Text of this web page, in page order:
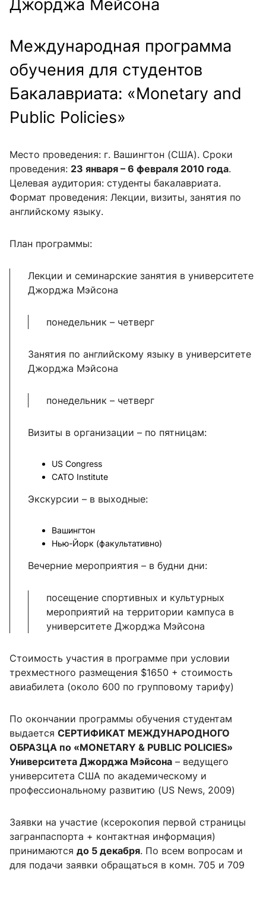
Джорджа Мейсона
Международная программа
обучения для студентов
Бакалавриата: «Monetary and
Public Policies»
Место проведения: г. Вашингтон (США). Сроки
проведения: 23 января – 6 февраля 2010 года.
Целевая аудитория: студенты бакалавриата.
Формат проведения: Лекции, визиты, занятия по
английскому языку.
План программы:
Лекции и семинарские занятия в университете
Джорджа Мэйсона
понедельник – четверг
Занятия по английскому языку в университете
Джорджа Мэйсона
понедельник – четверг
Визиты в организации – по пятницам:
US Congress
CATO Institute
Экскурсии – в выходные:
Вашингтон
Нью-Йорк (факультативно)
Вечерние мероприятия – в будни дни:
посещение спортивных и культурных
мероприятий на территории кампуса в
университете Джорджа Мэйсона
Стоимость участия в программе при условии
трехместного размещения $1650 + стоимость
авиабилета (около 600 по групповому тарифу)
По окончании программы обучения студентам
выдается СЕРТИФИКАТ МЕЖДУНАРОДНОГО
ОБРАЗЦА по «MONETARY & PUBLIC POLICIES»
Университета Джорджа Мэйсона – ведущего
университета США по академическому и
профессиональному развитию (US News, 2009)
Заявки на участие (ксерокопия первой страницы
загранпаспорта + контактная информация)
принимаются до 5 декабря. По всем вопросам и
для подачи заявки обращаться в комн. 705 и 709